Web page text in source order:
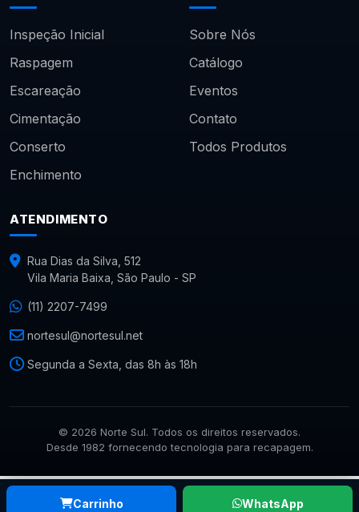
Inspeção Inicial
Raspagem
Escareação
Cimentação
Conserto
Enchimento
Sobre Nós
Catálogo
Eventos
Contato
Todos Produtos
ATENDIMENTO
Rua Dias da Silva, 512
Vila Maria Baixa, São Paulo - SP
(11) 2207-7499
nortesul@nortesul.net
Segunda a Sexta, das 8h às 18h
© 2026 Norte Sul. Todos os direitos reservados.
Desde 1982 fornecendo tecnologia para recapagem.
Carrinho WhatsApp